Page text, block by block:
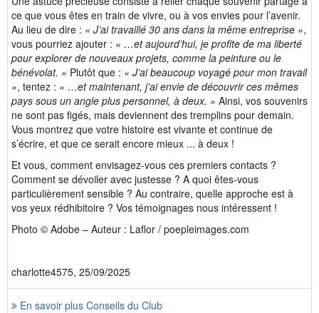
ce que vous êtes en train de vivre, ou à vos envies pour l’avenir.
Au lieu de dire : « J’ai travaillé 30 ans dans la même entreprise »,
vous pourriez ajouter : « …et aujourd’hui, je profite de ma liberté
pour explorer de nouveaux projets, comme la peinture ou le
bénévolat. » Plutôt que : « J’ai beaucoup voyagé pour mon travail
», tentez : « …et maintenant, j’ai envie de découvrir ces mêmes
pays sous un angle plus personnel, à deux. » Ainsi, vos souvenirs
ne sont pas figés, mais deviennent des tremplins pour demain.
Vous montrez que votre histoire est vivante et continue de
s’écrire, et que ce serait encore mieux ... à deux !
Et vous, comment envisagez-vous ces premiers contacts ?
Comment se dévoiler avec justesse ? A quoi êtes-vous
particulièrement sensible ? Au contraire, quelle approche est à
vos yeux rédhibitoire ? Vos témoignages nous intéressent !
Photo © Adobe – Auteur : Laflor / poepleimages.com
charlotte4575, 25/09/2025
En savoir plus Conseils du Club